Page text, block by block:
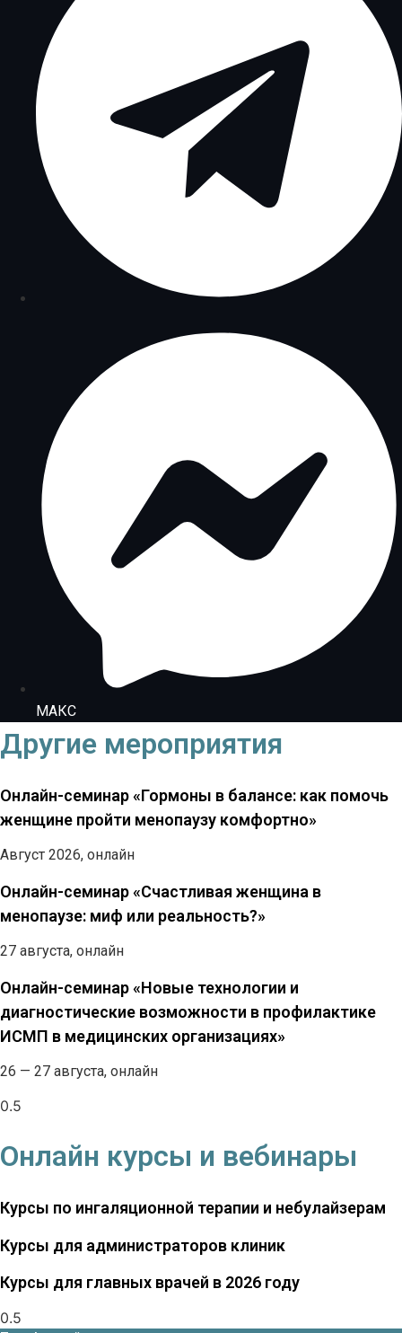
МАКС
Другие мероприятия
Онлайн-семинар «Гормоны в балансе: как помочь
женщине пройти менопаузу комфортно»
Август 2026, онлайн
Онлайн-семинар «Счастливая женщина в
менопаузе: миф или реальность?»
27 августа, онлайн
Онлайн-семинар «Новые технологии и
диагностические возможности в профилактике
ИСМП в медицинских организациях»
26 — 27 августа, онлайн
Онлайн курсы и вебинары
Курсы по ингаляционной терапии и небулайзерам
Курсы для администраторов клиник
Курсы для главных врачей в 2026 году